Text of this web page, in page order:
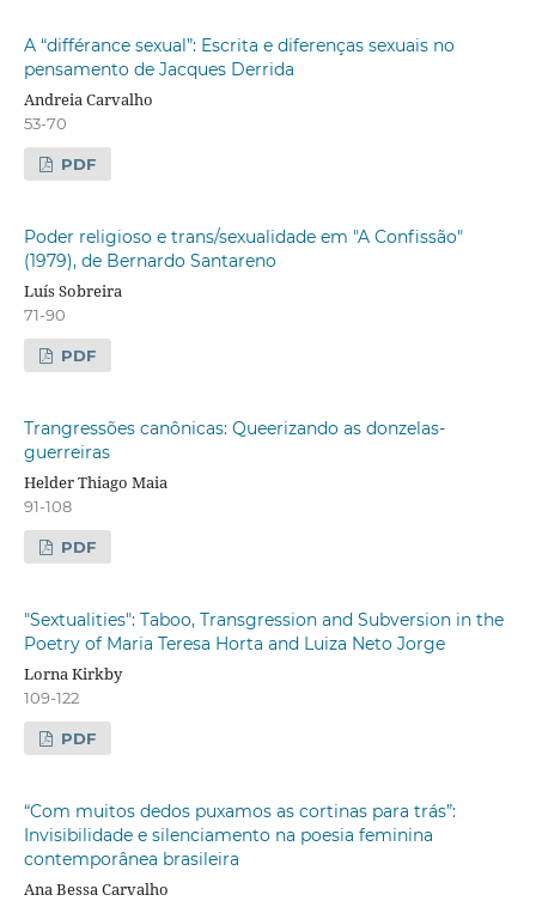
A “différance sexual”: Escrita e diferenças sexuais no
pensamento de Jacques Derrida
Andreia Carvalho
53-70
PDF
Poder religioso e trans/sexualidade em "A Confissão"
(1979), de Bernardo Santareno
Luís Sobreira
71-90
PDF
Trangressões canônicas: Queerizando as donzelas-
guerreiras
Helder Thiago Maia
91-108
PDF
"Sextualities": Taboo, Transgression and Subversion in the
Poetry of Maria Teresa Horta and Luiza Neto Jorge
Lorna Kirkby
109-122
PDF
“Com muitos dedos puxamos as cortinas para trás”:
Invisibilidade e silenciamento na poesia feminina
contemporânea brasileira
Ana Bessa Carvalho